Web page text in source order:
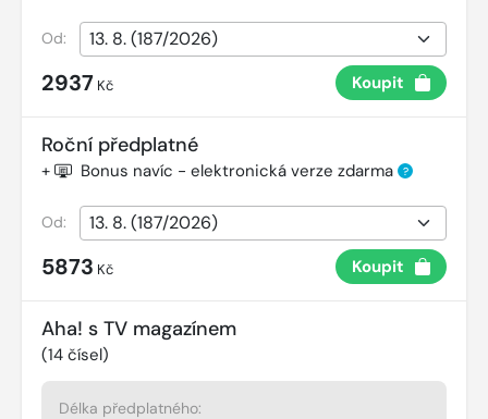
Od:
2937 Kč Koupit
Roční předplatné
+ Bonus navíc - elektronická verze zdarma ?
Od:
5873 Kč Koupit
Aha! s TV magazínem
(14 čísel)
Délka předplatného: